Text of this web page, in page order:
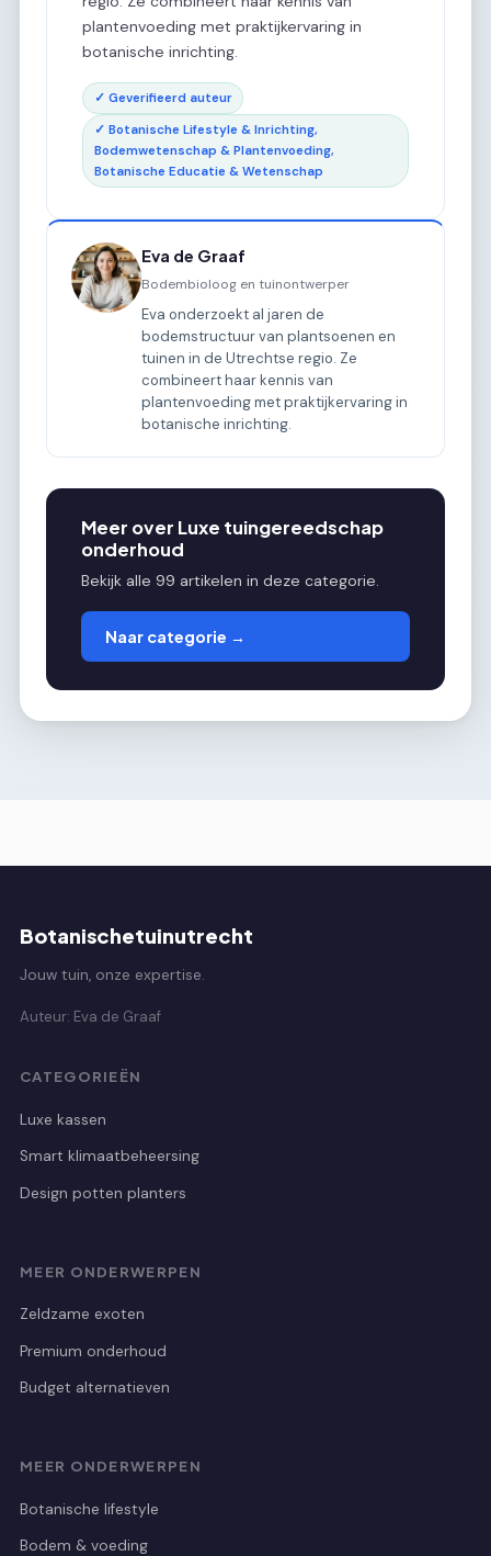
plantenvoeding met praktijkervaring in
botanische inrichting.
✓ Geverifieerd auteur
✓ Botanische Lifestyle & Inrichting,
Bodemwetenschap & Plantenvoeding,
Botanische Educatie & Wetenschap
Eva de Graaf
Bodembioloog en tuinontwerper
Eva onderzoekt al jaren de
bodemstructuur van plantsoenen en
tuinen in de Utrechtse regio. Ze
combineert haar kennis van
plantenvoeding met praktijkervaring in
botanische inrichting.
Meer over Luxe tuingereedschap
onderhoud
Bekijk alle 99 artikelen in deze categorie.
Naar categorie →
Botanischetuinutrecht
Jouw tuin, onze expertise.
Auteur: Eva de Graaf
CATEGORIEËN
Luxe kassen
Smart klimaatbeheersing
Design potten planters
MEER ONDERWERPEN
Zeldzame exoten
Premium onderhoud
Budget alternatieven
MEER ONDERWERPEN
Botanische lifestyle
Bodem & voeding